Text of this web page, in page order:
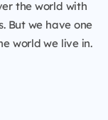
the world with
But we have one
world we live in.